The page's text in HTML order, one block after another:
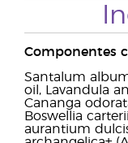
Componentes
Santalum
oil, Lavandula
Cananga
Boswellia
aurantium